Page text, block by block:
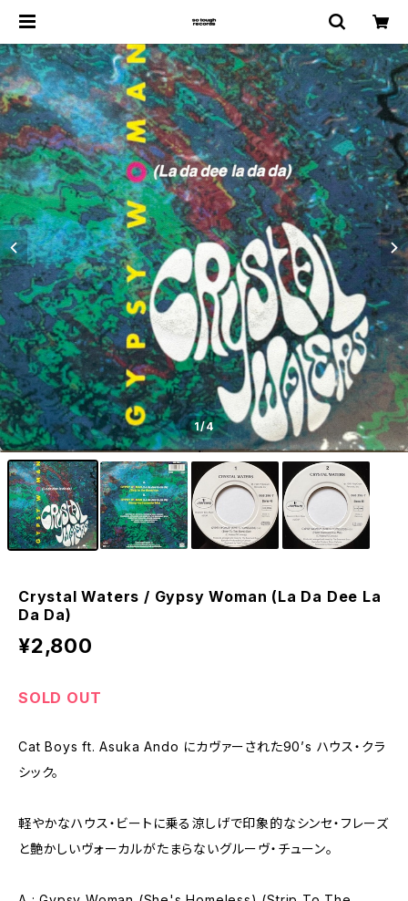
1/4
Crystal Waters / Gypsy Woman (La Da Dee La
Da Da)
¥2,800
SOLD OUT
Cat Boys ft. Asuka Ando にカヴァーされた90’s ハウス・クラ
シック。
軽やかなハウス・ビートに乗る涼しげで印象的なシンセ・フレーズ
と艶かしいヴォーカルがたまらないグルーヴ・チューン。